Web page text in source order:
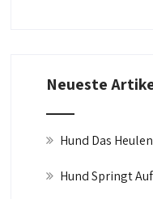
Neueste
Hund Das
Hund Springt